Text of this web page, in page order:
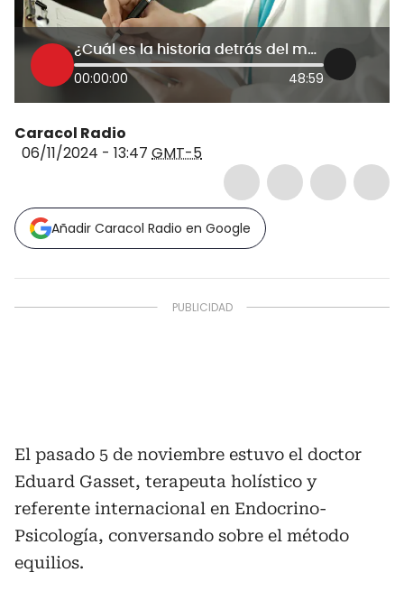
¿Cuál es la historia detrás del método equilios?
00:00:00 48:59
Caracol Radio
06/11/2024 - 13:47 GMT-5
Añadir Caracol Radio en Google
El pasado 5 de noviembre estuvo el doctor
Eduard Gasset, terapeuta holístico y
referente internacional en Endocrino-
Psicología, conversando sobre el método
equilios.